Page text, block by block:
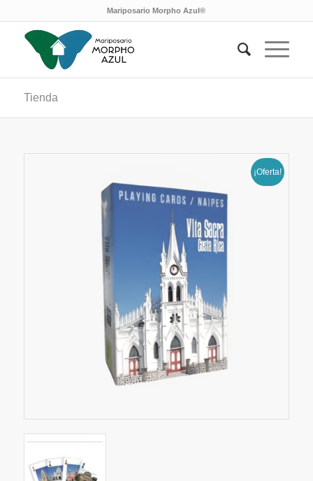
Mariposario Morpho Azul®
Tienda
¡Oferta!